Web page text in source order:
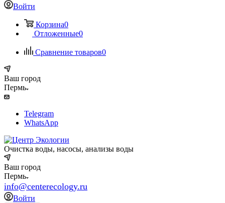
Войти
Корзина0
Отложенные0
Сравнение товаров0
Ваш город
Пермь
Telegram
WhatsApp
Очистка воды, насосы, анализы воды
Ваш город
Пермь
info@centerecology.ru
Войти